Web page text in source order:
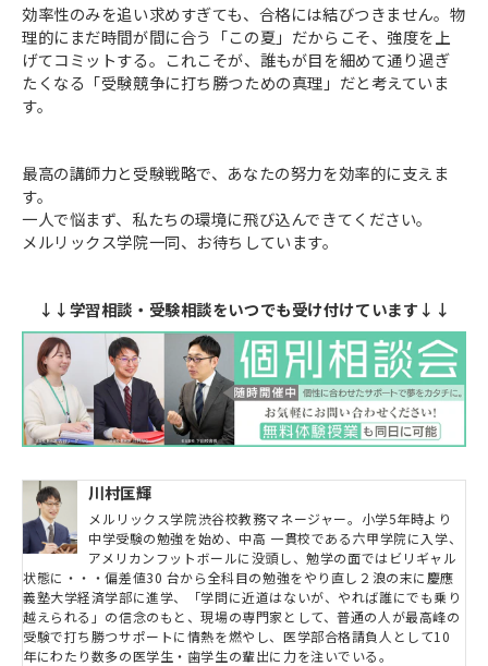
効率性のみを追い求めすぎても、合格には結びつきません。物
理的にまだ時間が間に合う「この夏」だからこそ、強度を上
げてコミットする。これこそが、誰もが目を細めて通り過ぎ
たくなる「受験競争に打ち勝つための真理」だと考えていま
す。
最高の講師力と受験戦略で、あなたの努力を効率的に支えま
す。
一人で悩まず、私たちの環境に飛び込んできてください。
メルリックス学院一同、お待ちしています。
↓↓学習相談・受験相談をいつでも受け付けています↓↓
川村匡輝
メルリックス学院渋谷校教務マネージャー。小学5年時より
中学受験の勉強を始め、中高 一貫校である六甲学院に入学、
アメリカンフットボールに没頭し、勉学の面ではビリギャル
状態に・・・偏差値30 台から全科目の勉強をやり直し２浪の末に慶應
義塾大学経済学部に進学、「学問に近道はないが、やれば誰にでも乗り
越えられる」の信念のもと、現場の専門家として、普通の人が最高峰の
受験で打ち勝つサポートに情熱を燃やし、医学部合格請負人として10
年にわたり数多の医学生・歯学生の輩出に力を注いでいる。